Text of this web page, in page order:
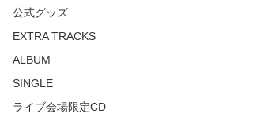
公式グッズ
EXTRA TRACKS
ALBUM
SINGLE
ライブ会場限定CD